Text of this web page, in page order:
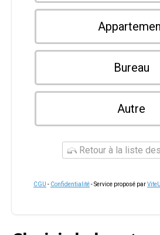
Bureau
Autre
Retour à la liste
CGU - Confidentialité- Service proposé par